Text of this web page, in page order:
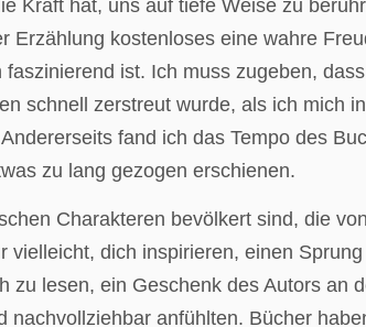
Kraft hat, uns auf tiefe Weise zu
kostenloses eine wahre
ist. Ich muss zugeben,
schnell zerstreut wurde, als ich mich
fand ich das Tempo des
zu lang gezogen erschienen.
Charakteren bevölkert sind, die
dich inspirieren, einen
lesen, ein Geschenk des Autors an
anfühlten. Bücher